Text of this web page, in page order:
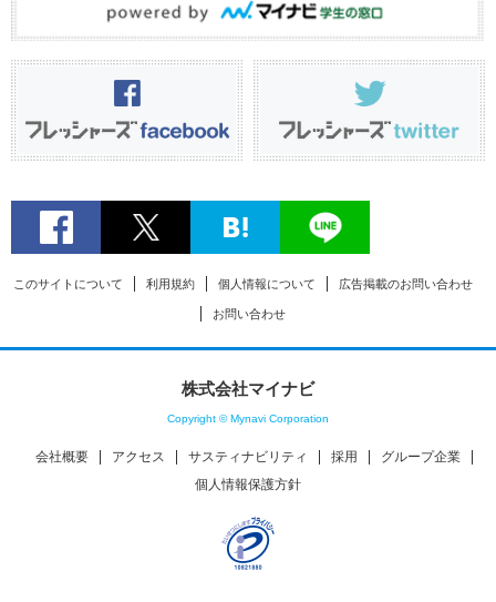
このサイトについて 利用規約 個人情報について 広告掲載のお問い合わせ
お問い合わせ
株式会社マイナビ
Copyright © Mynavi Corporation
会社概要 アクセス サスティナビリティ 採用
グループ企業
個人情報保護方針